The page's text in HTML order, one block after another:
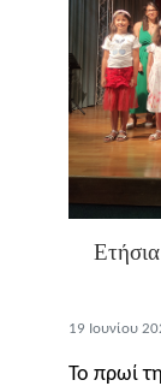
19 Ιουνίου
Το πρωί